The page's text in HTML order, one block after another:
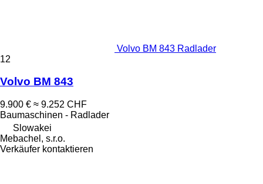
Volvo BM 843 Radlader
12
Volvo BM 843
9.900 € ≈ 9.252 CHF
Baumaschinen - Radlader
Slowakei
Mebachel, s.r.o.
Verkäufer kontaktieren